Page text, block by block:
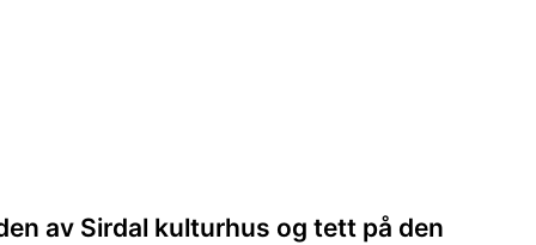
av Sirdal kulturhus og tett på den